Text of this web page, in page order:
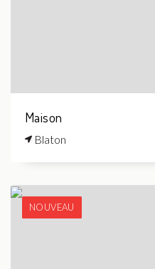
Maison
Blaton
NOUVEAU